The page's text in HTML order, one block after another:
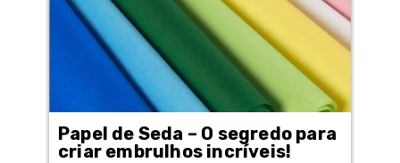
Papel de Seda – O segredo para
criar embrulhos incríveis!